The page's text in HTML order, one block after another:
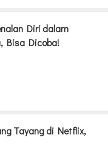
Diri dalam
Bisa Dicoba!
Tayang di Netflix,